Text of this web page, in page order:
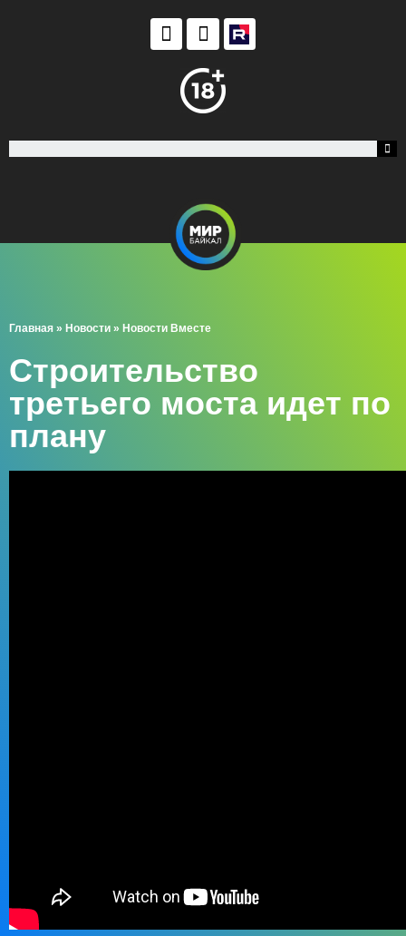
Главная » Новости » Новости Вместе
Строительство
третьего моста идет по
плану